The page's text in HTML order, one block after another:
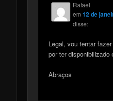
Rafael
em12 de
disse:
Legal, vou tentar
por ter disponibilizado
Abraços